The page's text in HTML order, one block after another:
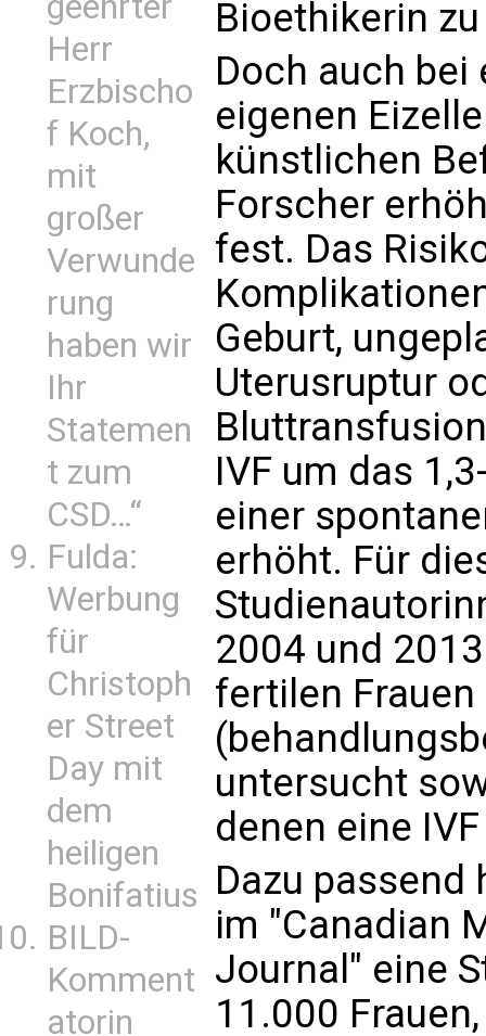
Herr
Erzbischo
f Koch,
mit
großer
Verwunde
rung
haben wir
Ihr
Statemen
t zum
CSD…“
Fulda:
Werbung
für
Christoph
er Street
Day mit
dem
heiligen
Bonifatius
BILD-
Komment
atorin
Bioethikerin
Doch auch bei
eigenen
künstlichen
Forscher
fest. Das
Geburt,
Uterusruptur
IVF um das
einer
erhöht. Für
2004 und
fertilen
untersucht
denen eine
Dazu
im "Canadian
Journal" eine
11.000